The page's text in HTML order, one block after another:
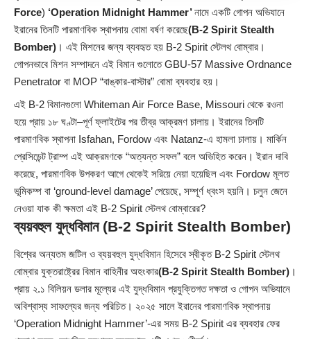
Force) ‘Operation Midnight Hammer’নামে একটি গোপন অভিযানে
ইরানের তিনটি পারমাণবিক স্থাপনায় বোমা বর্ষণ করেছে(B-2 Spirit Stealth
Bomber) । এই মিশনের জন্য ব্যবহৃত হয় B‑2 Spirit স্টেলথ বোম্বার।
গোপনভাবে মিশন সম্পাদনে এই বিমান গুলোতে GBU‑57 Massive Ordnance
Penetrator বা MOP “বাঙ্কার-বাস্টার” বোমা ব্যবহার হয়।
এই B‑2 বিমানগুলো Whiteman Air Force Base, Missouri থেকে রওনা
হয়ে প্রায় ১৮ ঘণ্টা–পূর্ণ ফ্লাইটের পর তীব্র আক্রমণ চালায়। ইরানের তিনটি
পারমাণবিক স্থাপনা Isfahan, Fordow এবং Natanz-এ হামলা চালায়। মার্কিন
প্রেসিডেন্ট ট্রাম্প এই আক্রমণকে “অত্যন্ত সফল” বলে অভিহিত করেন। ইরান দাবি
করেছে, পারমাণবিক উপকরণ আগে থেকেই সরিয়ে নেয়া হয়েছিল এবং Fordow মূলত
ভূমিকম্প বা ‘ground-level damage’ পেয়েছে, সম্পূর্ণ ধ্বংস হয়নি। চলুন জেনে
নেওয়া যাক কী ক্ষমতা এই B‑2 Spirit স্টেলথ বোম্বারের?
ব্যয়বহুল যুদ্ধবিমান (B-2 Spirit Stealth Bomber)
বিশ্বের অন্যতম জটিল ও ব্যয়বহুল যুদ্ধবিমান হিসেবে স্বীকৃত B‑2 Spirit স্টেলথ
বোম্বার যুক্তরাষ্ট্রের বিমান বাহিনীর অহংকার(B-2 Spirit Stealth Bomber) ।
প্রায় ২.১ বিলিয়ন ডলার মূল্যের এই যুদ্ধবিমান প্রযুক্তিগত দক্ষতা ও গোপন অভিযানে
অবিশ্বাস্য সাফল্যের জন্য পরিচিত। ২০২৫ সালে ইরানের পারমাণবিক স্থাপনায়
‘Operation Midnight Hammer’-এর সময় B‑2 Spirit এর ব্যবহার ফের